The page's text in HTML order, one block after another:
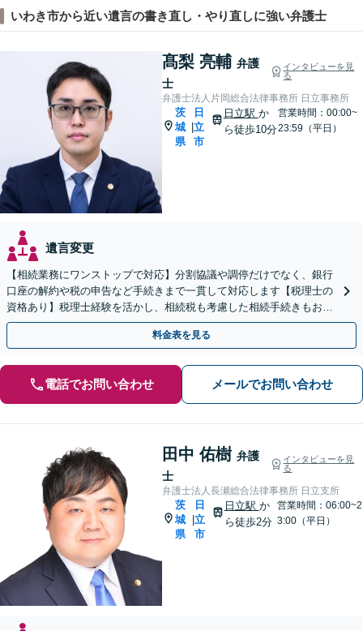
いわき市から近い遺言の書き直し・やり直しに強い弁護士
髙梨 亮輔 弁護
士
インタビューを見
る
弁護士法人片岡総合法律事務所 日立事務所
茨
城
県
|
日
立
市
日立駅 か
ら徒歩10分
営業時間：00:00~
23:59（平日）
遺言変更
【相続業務にワンストップで対応】分割協議や調停だけでなく、銀行
口座の解約や税の申告など手続きまで一貫して対応します【税理士の
資格あり】税理士経験を活かし、相続税も考慮した相続手続きもお任
せください【初回相談無料】任意後見や生前贈与なども対応
料金表を見る
電話でお問い合わせ メールでお問い合わせ
田中 佑樹 弁護
士
インタビューを見
る
弁護士法人長瀬総合法律事務所 日立支所
茨
城
県
日
立
市
日立駅 か
ら徒歩2分
営業時間：06:00~2
3:00（平日）